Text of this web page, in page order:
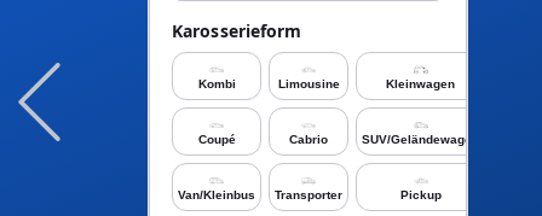
Karosserieform
Kombi Limousine Kleinwagen
Coupé Cabrio SUV/Geländewagen
Van/Kleinbus Transporter Pickup